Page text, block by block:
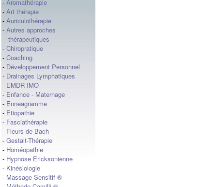
- Aromathérapie
- Art thérapie
- Auriculothérapie
- Autres approches
thérapeutiques
- Chiropratique
- Coaching
- Développement Personnel
- Drainages Lymphatiques
- EMDR-IMO
- Enfance - Maternage
- Enneagramme
- Etiopathie
- Fasciathérapie
- Fleurs de Bach
- Gestalt-Thérapie
- Homéopathie
- Hypnose Ericksonienne
- Kinésiologie
- Massage Sensitif ®